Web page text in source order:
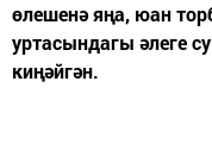
өлешенә яңа, юан
уртасындагы әлеге
киңәйгән.